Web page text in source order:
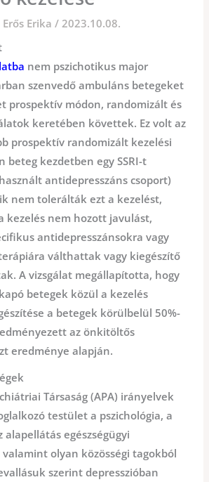
Erős Erika/ 2023.10.08.
nem pszichotikus major
szenvedő ambuláns betegeket
prospektív módon, randomizált és
keretében követtek. Ez volt az
prospektív randomizált kezelési
beteg kezdetben egy SSRI-t
antidepresszáns csoport)
nem tolerálták ezt a kezelést,
kezelés nem hozott javulást,
antidepresszánsokra vagy
válthattak vagy kiegészítő
A vizsgálat megállapította, hogy
betegek közül a kezelés
a betegek körülbelül 50%-
az önkitöltős
eredménye alapján.
Társaság (APA) irányelvek
testület a pszichológia, a
alapellátás egészségügyi
olyan közösségi tagokból
szerint depresszióban